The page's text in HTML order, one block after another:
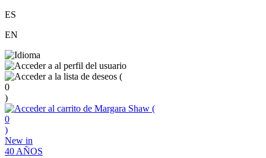
ES
EN
(
0
)
(
0
)
New in
40 AÑOS